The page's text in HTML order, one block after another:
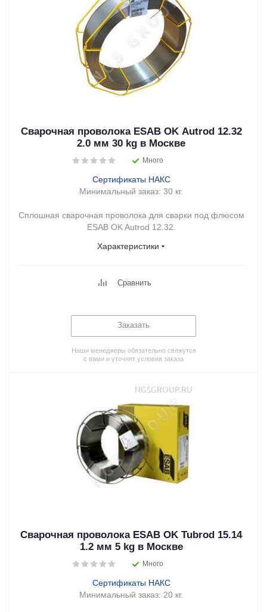
Сварочная проволока ESAB OK Autrod 12.32
2.0 мм 30 kg в Москве
Много
Сертификаты НАКС
Минимальный заказ: 30 кг.
Сплошная сварочная проволока для сварки под флюсом
ESAB OK Autrod 12.32.
Характеристики
Сравнить
Заказать
Наши менеджеры обязательно свяжутся
с вами и уточнят условия заказа
Сварочная проволока ESAB OK Tubrod 15.14
1.2 мм 5 kg в Москве
Много
Сертификаты НАКС
Минимальный заказ: 20 кг.